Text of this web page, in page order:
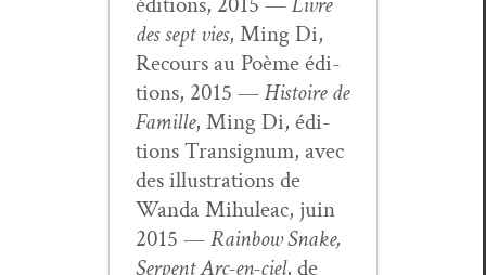
des sept vies, Ming Di,
Recours au Poème édi­
tions, 2015 —His­toire de
Famille, Ming Di, édi­
tions Tran­signum, avec
des illus­tra­tions de
Wan­da Mihuleac, juin
2015 —Rain­bow Snake,
Ser­pent Arc-en-ciel, de